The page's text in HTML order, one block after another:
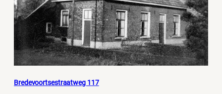
Bredevoortsestraatweg 117